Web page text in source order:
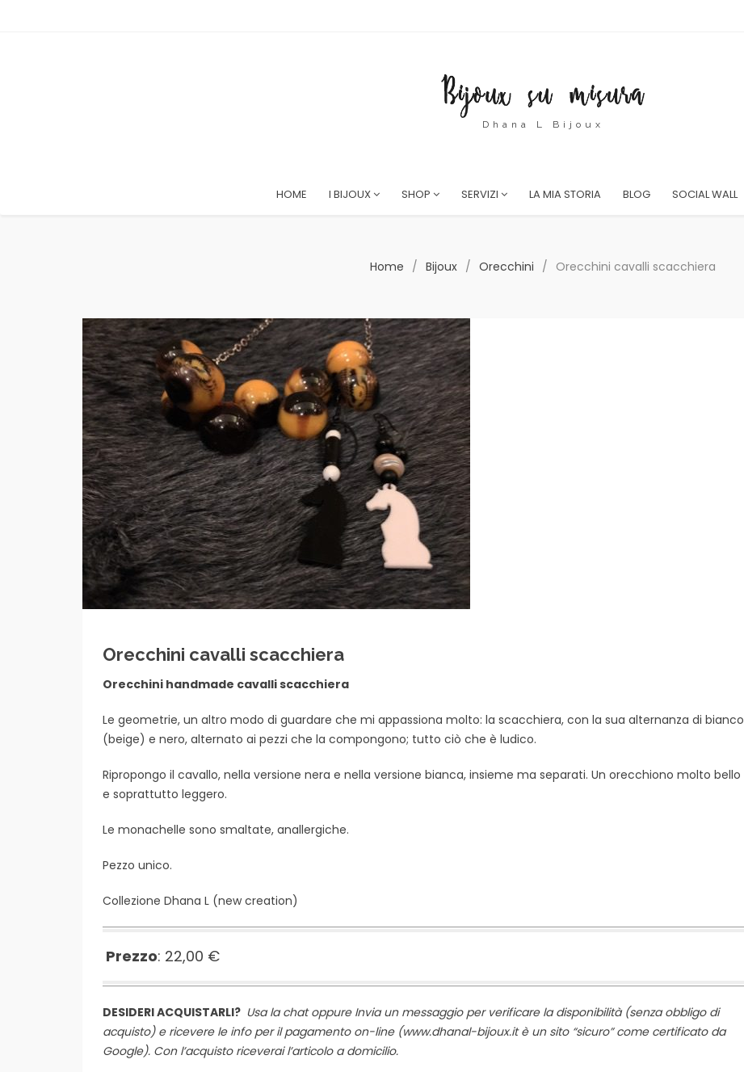
Dhana L Bijoux
HOME I BIJOUX SHOP SERVIZI LA MIA STORIA BLOG SOCIAL WALL
Home / Bijoux / Orecchini / Orecchini cavalli scacchiera
Orecchini cavalli scacchiera
Orecchini handmade cavalli scacchiera
Le geometrie, un altro modo di guardare che mi appassiona molto: la scacchiera, con la sua alternanza di bianco
(beige) e nero, alternato ai pezzi che la compongono; tutto ciò che è ludico.
Ripropongo il cavallo, nella versione nera e nella versione bianca, insieme ma separati. Un orecchiono molto bello
e soprattutto leggero.
Le monachelle sono smaltate, anallergiche.
Pezzo unico.
Collezione Dhana L (new creation)
Prezzo: 22,00 €
DESIDERI ACQUISTARLI? Usa la chat oppure Invia un messaggio per verificare la disponibilità (senza obbligo di
acquisto) e ricevere le info per il pagamento on-line (www.dhanal-bijoux.it è un sito “sicuro” come certificato da
Google). Con l’acquisto riceverai l’articolo a domicilio.